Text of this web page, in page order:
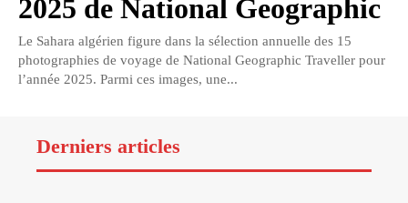
2025 de National Geographic
Le Sahara algérien figure dans la sélection annuelle des 15
photographies de voyage de National Geographic Traveller pour
l’année 2025. Parmi ces images, une...
Derniers articles